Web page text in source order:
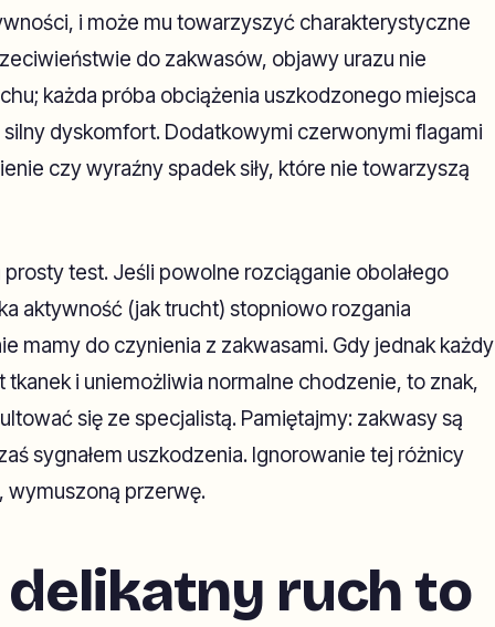
i może mu towarzyszyć charakterystyczne
do zakwasów, objawy urazu nie
każda próba obciążenia uszkodzonego miejsca
dyskomfort. Dodatkowymi czerwonymi flagami
czy wyraźny spadek siły, które nie towarzyszą
test. Jeśli powolne rozciąganie obolałego
aktywność (jak trucht) stopniowo rozgania
mamy do czynienia z zakwasami. Gdy jednak każdy
tkanek i uniemożliwia normalne chodzenie, to znak,
się ze specjalistą. Pamiętajmy: zakwasy są
sygnałem uszkodzenia. Ignorowanie tej różnicy
wymuszoną przerwę.
delikatny ruch to